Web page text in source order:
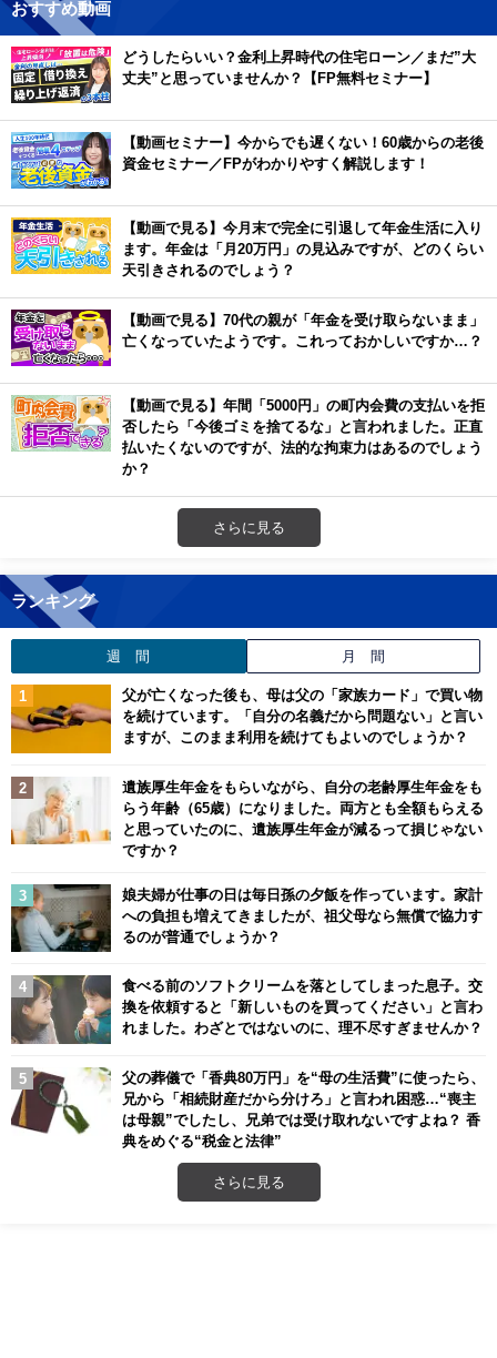
おすすめ動画
どうしたらいい？金利上昇時代の住宅ローン／まだ”大
丈夫”と思っていませんか？【FP無料セミナー】
【動画セミナー】今からでも遅くない！60歳からの老後
資金セミナー／FPがわかりやすく解説します！
【動画で見る】今月末で完全に引退して年金生活に入り
ます。年金は「月20万円」の見込みですが、どのくらい
天引きされるのでしょう？
【動画で見る】70代の親が「年金を受け取らないまま」
亡くなっていたようです。これっておかしいですか…？
【動画で見る】年間「5000円」の町内会費の支払いを拒
否したら「今後ゴミを捨てるな」と言われました。正直
払いたくないのですが、法的な拘束力はあるのでしょう
か？
さらに見る
ランキング
週 間 月 間
父が亡くなった後も、母は父の「家族カード」で買い物
を続けています。「自分の名義だから問題ない」と言い
ますが、このまま利用を続けてもよいのでしょうか？
遺族厚生年金をもらいながら、自分の老齢厚生年金をも
らう年齢（65歳）になりました。両方とも全額もらえる
と思っていたのに、遺族厚生年金が減るって損じゃない
ですか？
娘夫婦が仕事の日は毎日孫の夕飯を作っています。家計
への負担も増えてきましたが、祖父母なら無償で協力す
るのが普通でしょうか？
食べる前のソフトクリームを落としてしまった息子。交
換を依頼すると「新しいものを買ってください」と言わ
れました。わざとではないのに、理不尽すぎませんか？
父の葬儀で「香典80万円」を“母の生活費”に使ったら、
兄から「相続財産だから分けろ」と言われ困惑…“喪主
は母親”でしたし、兄弟では受け取れないですよね？ 香
典をめぐる“税金と法律”
さらに見る